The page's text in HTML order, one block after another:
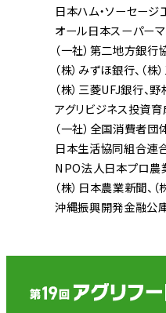
日本ハム・ソーセー
オール日本スーパー
（一社）第二地方銀行
（株）みずほ銀行 （
（株）三菱UFJ銀行 野
アグリビジネス投資育
（一社）全国消費者団
日本生活協同組合連
NPO法人日本プロ農
（株）日本農業新聞
沖縄振興開発金融公